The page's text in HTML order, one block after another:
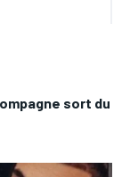
sort du